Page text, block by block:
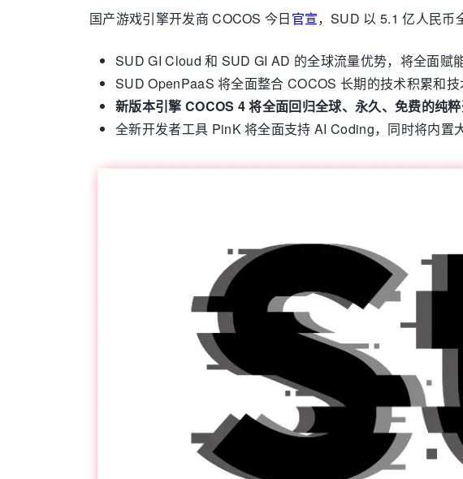
国产游戏引擎开发商 COCOS 今日官宣，SUD 以 5.1 亿人民币
SUD GI Cloud 和 SUD GI AD 的全球流量优势，将全面赋
SUD OpenPaaS 将全面整合 COCOS 长期的技术积累和
新版本引擎 COCOS 4 将全面回归全球、永久、免费的纯
全新开发者工具 PinK 将全面支持 AI Coding，同时将内置